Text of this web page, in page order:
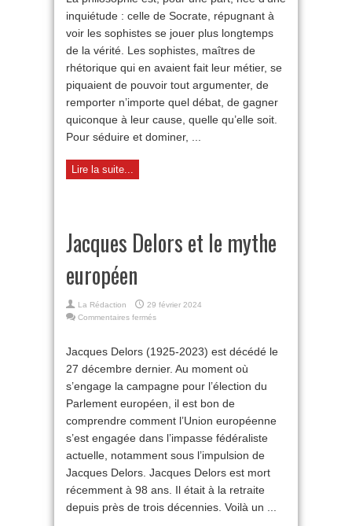
inquiétude : celle de Socrate, répugnant à
voir les sophistes se jouer plus longtemps
de la vérité. Les sophistes, maîtres de
rhétorique qui en avaient fait leur métier, se
piquaient de pouvoir tout argumenter, de
remporter n’importe quel débat, de gagner
quiconque à leur cause, quelle qu’elle soit.
Pour séduire et dominer, ...
Lire la suite...
Jacques Delors et le mythe
européen
La Rédaction
29 février 2024
Commentaires fermés
et
le
européen
Jacques Delors (1925-2023) est décédé le
27 décembre dernier. Au moment où
s’engage la campagne pour l’élection du
Parlement européen, il est bon de
comprendre comment l’Union européenne
s’est engagée dans l’impasse fédéraliste
actuelle, notamment sous l’impulsion de
Jacques Delors. Jacques Delors est mort
récemment à 98 ans. Il était à la retraite
depuis près de trois décennies. Voilà un ...